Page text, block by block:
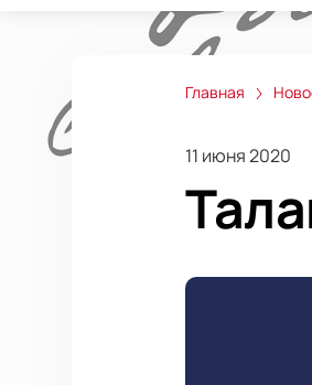
Главная
11 июня 2020